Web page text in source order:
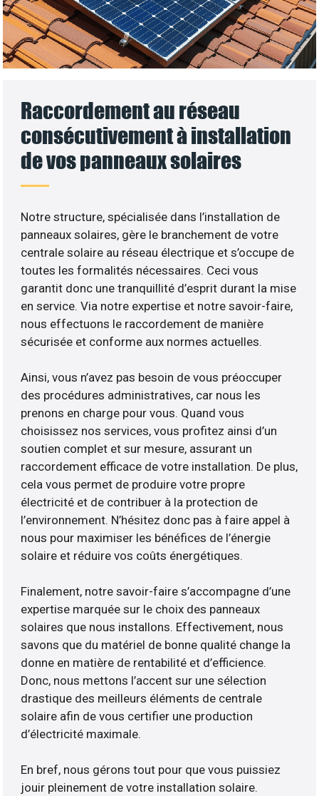
Raccordement au réseau
consécutivement à installation
de vos panneaux solaires
Notre structure, spécialisée dans l’installation de
panneaux solaires, gère le branchement de votre
centrale solaire au réseau électrique et s’occupe de
toutes les formalités nécessaires. Ceci vous
garantit donc une tranquillité d’esprit durant la mise
en service. Via notre expertise et notre savoir-faire,
nous effectuons le raccordement de manière
sécurisée et conforme aux normes actuelles.
Ainsi, vous n’avez pas besoin de vous préoccuper
des procédures administratives, car nous les
prenons en charge pour vous. Quand vous
choisissez nos services, vous profitez ainsi d’un
soutien complet et sur mesure, assurant un
raccordement efficace de votre installation. De plus,
cela vous permet de produire votre propre
électricité et de contribuer à la protection de
l’environnement. N’hésitez donc pas à faire appel à
nous pour maximiser les bénéfices de l’énergie
solaire et réduire vos coûts énergétiques.
Finalement, notre savoir-faire s’accompagne d’une
expertise marquée sur le choix des panneaux
solaires que nous installons. Effectivement, nous
savons que du matériel de bonne qualité change la
donne en matière de rentabilité et d’efficience.
Donc, nous mettons l’accent sur une sélection
drastique des meilleurs éléments de centrale
solaire afin de vous certifier une production
d’électricité maximale.
En bref, nous gérons tout pour que vous puissiez
jouir pleinement de votre installation solaire.